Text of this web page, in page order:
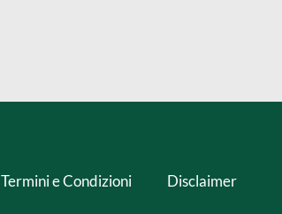
Termini e Condizioni Disclaimer